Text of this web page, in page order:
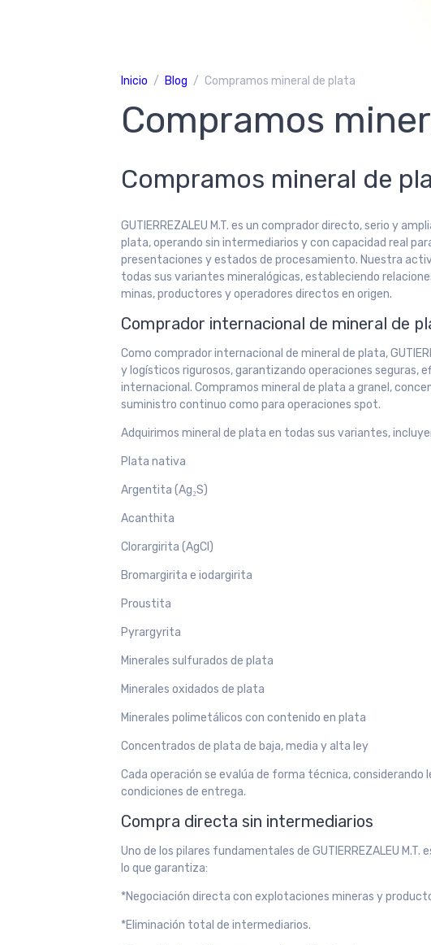
Inicio Blog Compramos mineral de plata
Compramos
Compramos mineral de
GUTIERREZALEU M.T. es un comprador directo, serio y
plata, operando sin intermediarios y con capacidad real
presentaciones y estados de procesamiento. Nuestra
todas sus variantes mineralógicas, estableciendo
minas, productores y operadores directos en origen.
Comprador internacional de mineral de
Como comprador internacional de mineral de plata,
y logísticos rigurosos, garantizando operaciones seguras,
internacional. Compramos mineral de plata a granel,
suministro continuo como para operaciones spot.
Adquirimos mineral de plata en todas sus variantes,
Plata nativa
Argentita (Ag₂S)
Acanthita
Clorargirita (AgCl)
Bromargirita e iodargirita
Proustita
Pyrargyrita
Minerales sulfurados de plata
Minerales oxidados de plata
Minerales polimetálicos con contenido en plata
Concentrados de plata de baja, media y alta ley
Cada operación se evalúa de forma técnica,
condiciones de entrega.
Compra directa sin intermediarios
Uno de los pilares fundamentales de GUTIERREZALEU
lo que garantiza:
*Negociación directa con explotaciones mineras y
*Eliminación total de intermediarios.